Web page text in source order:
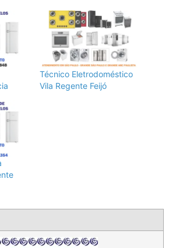
Técnico Eletrodoméstico
Vila Regente Feijó